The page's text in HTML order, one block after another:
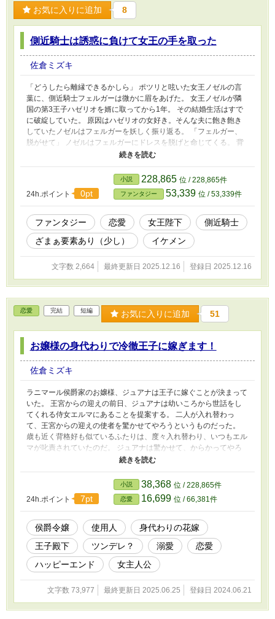
お気に入りに追加 8
側近騎士は誘惑に負けて女王の手を取った
佐倉ミズキ
「どうしたら離縁できるかしら」 ポツリと呟いた女王ノゼルの言
葉に、側近騎士フェルガーは微かに眉をあげた。 女王ノゼルが隣
国の第3王子ハゼリオを婿に取ってから1年。 その結婚生活はすで
に破綻していた。 原因はハゼリオの女好き。そんな夫に飽き飽き
していたノゼルはフェルガーを妖しく振り返る。 「フェルガー、
脱がせて」 ノゼルはフェルガーにドレスを脱げと命じてくる。 背
中のリボンを取ると、そのまま絡みつく腕をほどけない。 「ハゼ
見据える。 フェルガーは女王ノゼルの手を取った
24h.ポイント 0pt
小説 228,865 位 / 228,865件
ファンタジー 53,339 位 / 53,339件
ファンタジー 恋愛 女王陛下
側近騎士
ざまぁ要素あり（少し）
イケメン
文字数 2,664 最終更新日 2025.12.16 登録日 2025.12.16
恋愛 完結 短編 お気に入りに追加 51
お嬢様の身代わりで冷徹王子に嫁ぎます！
佐倉ミズキ
ラニマール侯爵家のお嬢様、ジュアナは王子に嫁ぐことが決まって
いた。 王宮からの迎えの前日、ジュアナは幼いころから世話をし
てくれる侍女エルマにあることを提案する。 二人が入れ替わっ
て、王宮からの迎えの使者を驚かせてやろうというものだった。
歳も近く背格好も似ているふたりは、度々入れ替わり、いつもエル
マが叱責されていたのだ。 ジュアナは驚かせて、からかってやろ
うと言う。 エルマは必至で拒否するが、我がままお嬢様ジュアナ
種明かししてくださいね」 と、しぶしぶ入れ替わることを承諾。
翌日。 ドレスに身を包んだエルマは屋敷内が騒然としていること
に気が付く。 そしてジュアナの父親である侯爵にとんでもないこ
とを言われるのであったーー……。
24h.ポイント 7pt
小説 38,368 位 / 228,865件
恋愛 16,699 位 / 66,381件
侯爵令嬢 使用人
身代わりの花嫁
王子殿下
ツンデレ？ 溺愛
恋愛
ハッピーエンド
女主人公
文字数 73,977 最終更新日 2025.06.25 登録日 2024.06.21